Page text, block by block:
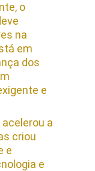
o
na
em
dos
e
a
criou
e
e